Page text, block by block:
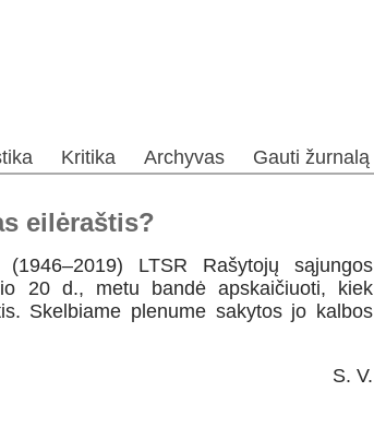
Kritika Archyvas Gauti žurnalą
eilėraštis?
LTSR Rašytojų sąjungos
20 d., metu bandė apskaičiuoti, kiek
Skelbiame plenume sakytos jo kalbos
S. V.